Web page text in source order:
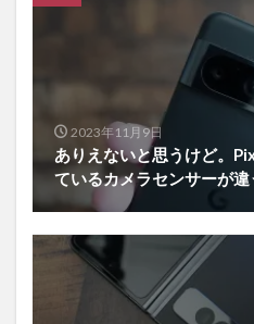
2023年11月9日
ありえないと思うけど。
ているカメラセンサーが違